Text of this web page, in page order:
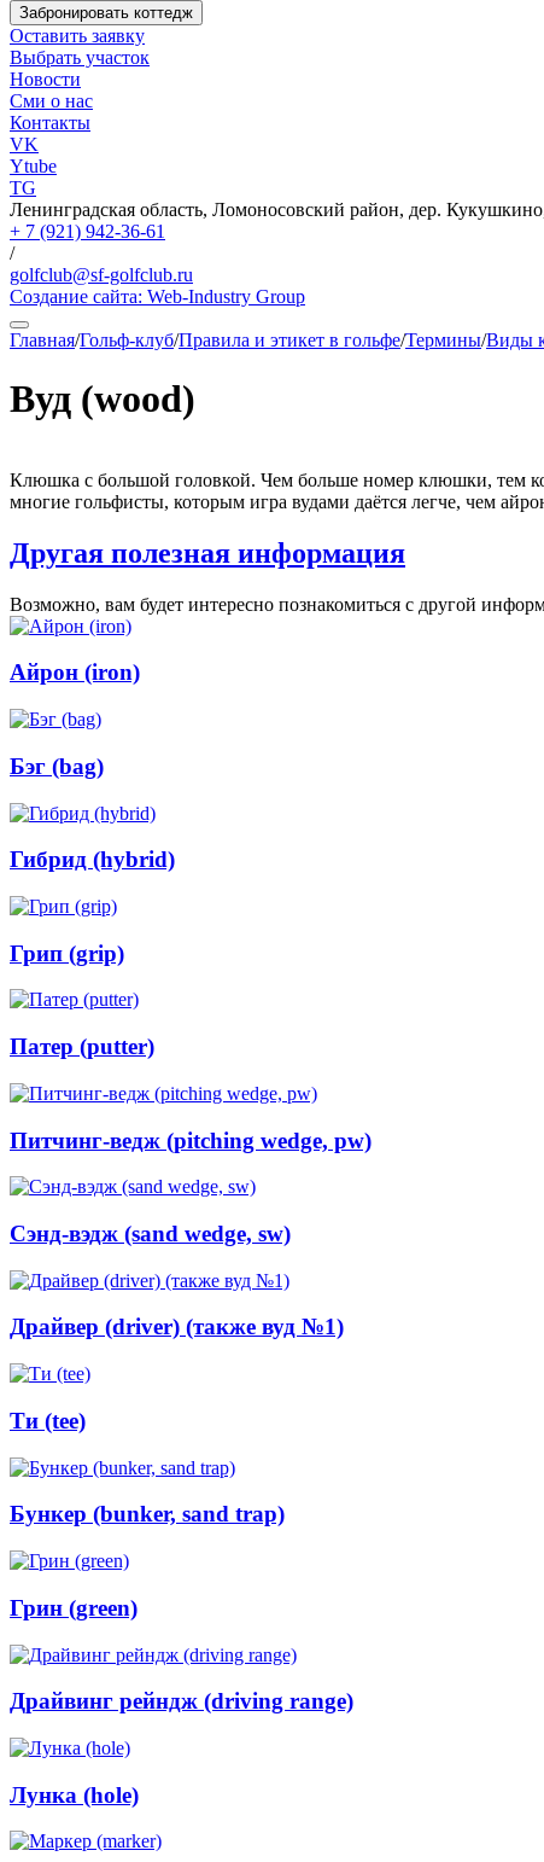
Забронировать коттедж
Оставить заявку
Выбрать участок
Новости
Сми о нас
Контакты
VK
Ytube
TG
Ленинградская область, Ломоносовский район, дер.
+ 7 (921) 942-36-61
/
golfclub@sf-golfclub.ru
Создание сайта: Web-Industry Group
Главная/Гольф-клуб/Правила и этикет в гольфе/Термины/Виды
Вуд (wood)
Клюшка с большой головкой. Чем больше номер клюшки, тем
многие гольфисты, которым игра вудами даётся легче, чем
Другая полезная информация
Возможно, вам будет интересно познакомиться с другой
Айрон (iron)
Бэг (bag)
Гибрид (hybrid)
Грип (grip)
Патер (putter)
Питчинг-ведж (pitching wedge, pw)
Сэнд-вэдж (sand wedge, sw)
Драйвер (driver) (также вуд №1)
Ти (tee)
Бункер (bunker, sand trap)
Грин (green)
Драйвинг рейндж (driving range)
Лунка (hole)